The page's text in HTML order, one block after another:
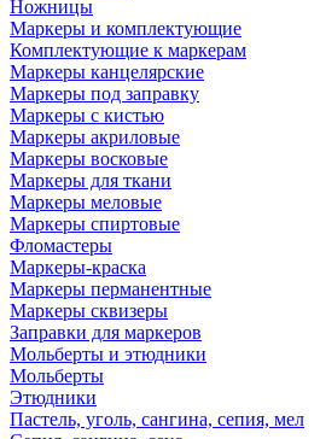
Ножницы
Маркеры и комплектующие
Комплектующие к маркерам
Маркеры канцелярские
Маркеры под заправку
Маркеры с кистью
Маркеры акриловые
Маркеры восковые
Маркеры для ткани
Маркеры меловые
Маркеры спиртовые
Фломастеры
Маркеры-краска
Маркеры перманентные
Маркеры сквизеры
Заправки для маркеров
Мольберты и этюдники
Мольберты
Этюдники
Пастель, уголь, сангина, сепия, мел